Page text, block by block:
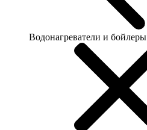
Водонагреватели и бойлеры